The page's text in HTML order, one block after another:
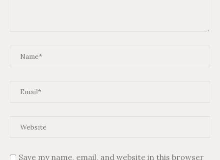
Save my name, email, and website in this browser